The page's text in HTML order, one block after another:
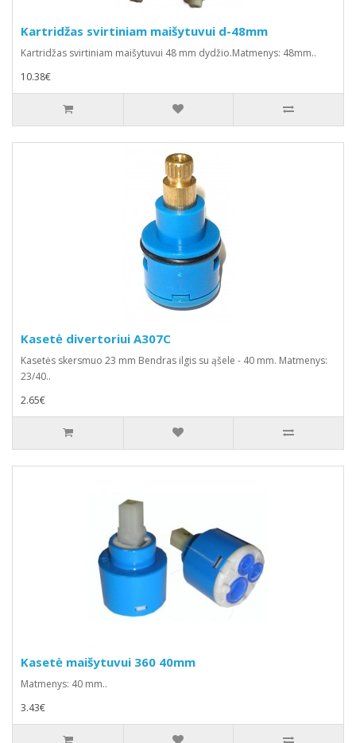
Kartridžas svirtiniam maišytuvui d-48mm
Kartridžas svirtiniam maišytuvui 48 mm dydžio.Matmenys: 48mm..
10.38€
Kasetė divertoriui A307C
Kasetės skersmuo 23 mm Bendras ilgis su ąšele - 40 mm. Matmenys:
23/40..
2.65€
Kasetė maišytuvui 360 40mm
Matmenys: 40 mm..
3.43€